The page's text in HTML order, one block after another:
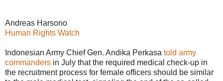
Andreas Harsono
Human Rights Watch
Indonesian Army Chief Gen. Andika Perkasa told army
commanders in July that the required medical check-up in
the recruitment process for female officers should be similar